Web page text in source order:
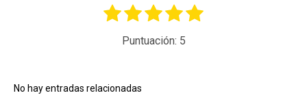
Puntuación: 5
No hay entradas relacionadas